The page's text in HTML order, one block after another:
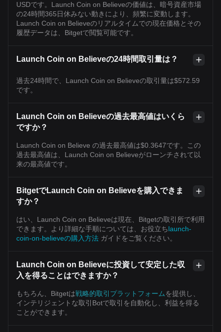
USDです。Launch Coin on Believeの価値は、暗号資産市場
の24時間365日休みない動きにより、頻繁に変動します。
Launch Coin on Believeのリアルタイムでの現在価格とその
履歴データは、Bitgetで閲覧可能です。
Launch Coin on Believeの24時間取引量は？
過去24時間で、Launch Coin on Believeの取引量は$572.59
です。
Launch Coin on Believeの過去最高値はいくら
ですか？
Launch Coin on Believe の過去最高値は$0.3647です。この
過去最高値は、Launch Coin on Believeがローンチされて以
来の最高値です。
BitgetでLaunch Coin on Believeを購入できま
すか？
はい、Launch Coin on Believeは現在、Bitgetの取引所で利用
できます。より詳細な手順については、お役立ちlaunch-
coin-on-believeの購入方法 ガイドをご覧ください。
Launch Coin on Believeに投資して安定した収
入を得ることはできますか？
もちろん、Bitgetは戦略的取引プラットフォーム を提供し、
インテリジェントな取引Botで取引を自動化し、利益を得る
ことができます。